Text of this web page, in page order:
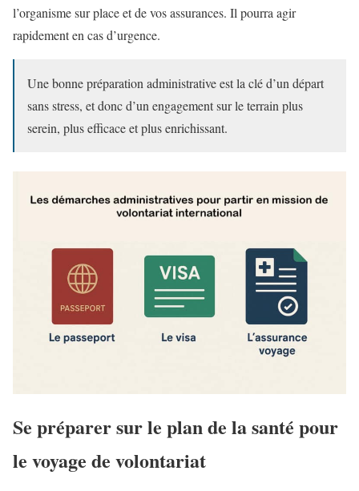
l’organisme sur place et de vos assurances. Il pourra agir
rapidement en cas d’urgence.
Une bonne préparation administrative est la clé d’un départ
sans stress, et donc d’un engagement sur le terrain plus
serein, plus efficace et plus enrichissant.
Se préparer sur le plan de la santé pour
le voyage de volontariat